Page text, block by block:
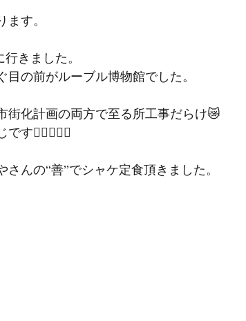
す。
きました。
の前がルーブル博物館でした。
街化計画の両方で至る所工事だらけ😿
す👷‍♂️👷🏿‍♂️
んの‘‘善’’でシャケ定食頂きました。